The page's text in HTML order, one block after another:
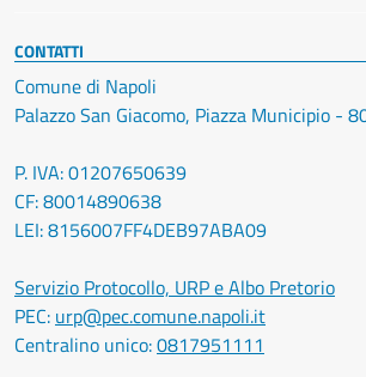
CONTATTI
Comune di Napoli
Palazzo San Giacomo, Piazza Municipio -
P. IVA: 01207650639
CF: 80014890638
LEI: 8156007FF4DEB97ABA09
Servizio Protocollo, URP e Albo Pretorio
PEC: urp@pec.comune.napoli.it
Centralino unico:0817951111